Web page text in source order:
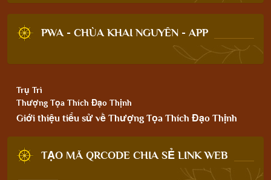
PWA - CHÙA KHAI NGUYÊN - APP
Trụ Trì
Thượng Tọa Thích Đạo Thịnh
Giới thiệu tiểu sử về Thượng Tọa Thích Đạo Thịnh
TẠO MÃ QRCODE CHIA SẺ LINK WEB